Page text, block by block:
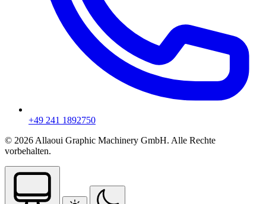
+49 241 1892750
© 2026 Allaoui Graphic Machinery GmbH. Alle Rechte
vorbehalten.